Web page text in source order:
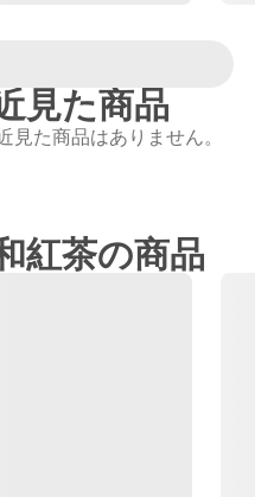
見た商品
見た商品はありません。
紅茶の商品